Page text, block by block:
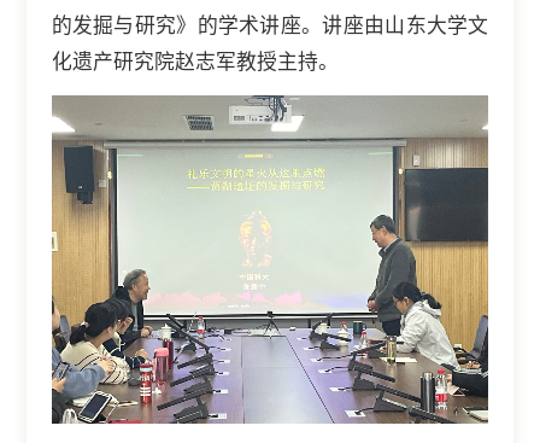
的发掘与研究》的学术讲座。讲座由山东大学文
化遗产研究院赵志军教授主持。